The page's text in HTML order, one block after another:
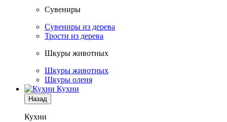
Сувениры
Сувениры из дерева
Трости из дерева
Шкуры животных
Шкуры животных
Шкуры оленя
Кухни
Назад
Кухни